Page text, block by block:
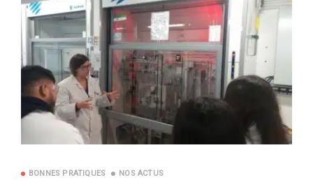
BONNES PRATIQUES NOS ACTUS